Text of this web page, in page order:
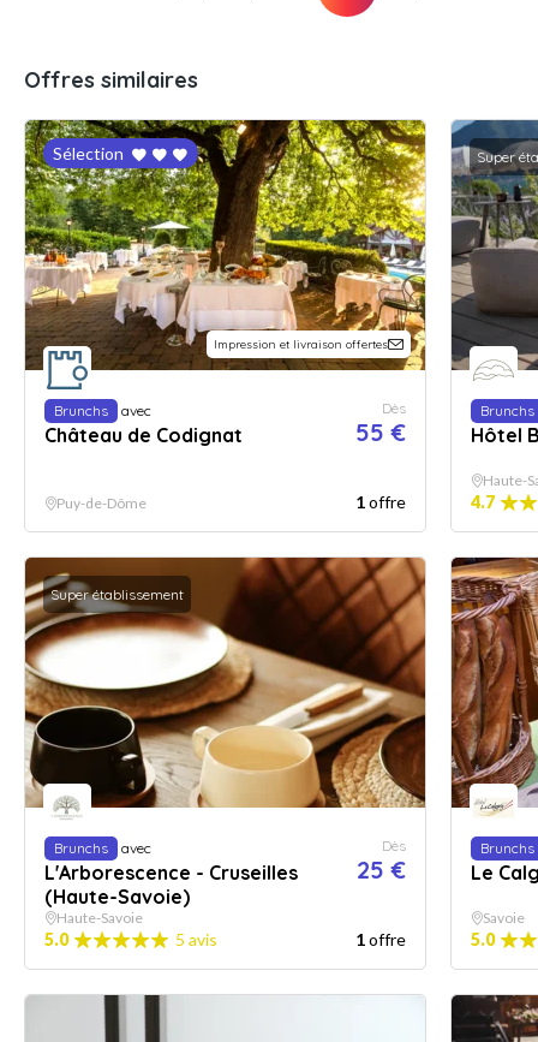
Offres similaires
Sélection
Impression et livraison offertes
Brunchs avec
Château de Codignat
Dès
55 €
Puy-de-Dôme 1offre
Super
Brunchs
Hôtel
Haute-
4.7
Super établissement
Brunchs avec
L'Arborescence - Cruseilles
(Haute-Savoie)
Dès
25 €
Haute-Savoie
5.0 5 avis 1offre
Brunchs
Le
Savoie
5.0